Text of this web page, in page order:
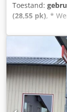
Toestand:
(28,55 pk), *
Gewicht
Type: MF30-6 *
----Intern
en vergissingen
beschikbaar!
het voertuig of
een bericht via